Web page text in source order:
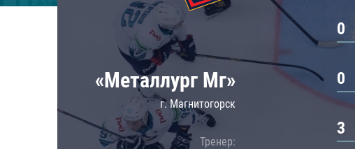
Локомотив
ЦСКА
Шанхайские Драконы
«Металлург Мг»
г. Магнитогорск
Тренер:
0
0
3